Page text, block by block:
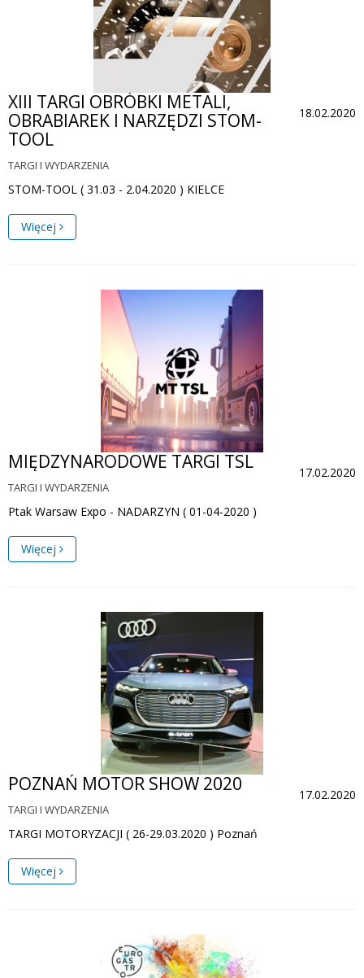
18.02.2020
XIII TARGI OBRÓBKI METALI,
OBRABIAREK I NARZĘDZI STOM-
TOOL
TARGI I WYDARZENIA
STOM-TOOL ( 31.03 - 2.04.2020 ) KIELCE
Więcej
17.02.2020
MIĘDZYNARODOWE TARGI TSL
TARGI I WYDARZENIA
Ptak Warsaw Expo - NADARZYN ( 01-04-2020 )
Więcej
17.02.2020
POZNAŃ MOTOR SHOW 2020
TARGI I WYDARZENIA
TARGI MOTORYZACJI ( 26-29.03.2020 ) Poznań
Więcej